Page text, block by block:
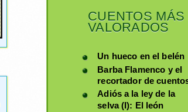
CUENTOS MÁS
VALORADOS
Un hueco en el belén
Barba Flamenco y el
recortador de
Adiós a la ley de la
selva (I): El león